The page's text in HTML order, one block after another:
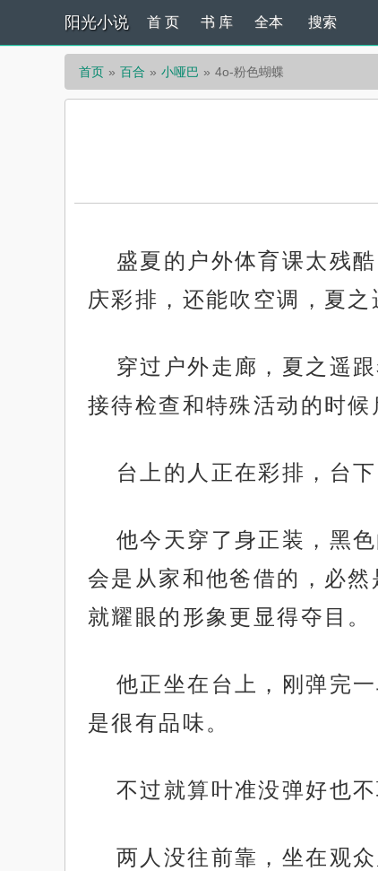
阳光小说 首 页 书 库 全本 搜索
首页 百合 小哑巴 4o-粉色蝴蝶
盛夏的户外体育课太残
庆彩排，还能吹空调，夏之
穿过户外走廊，夏之遥
接待检查和特殊活动的时
台上的人正在彩排，台
他今天穿了身正装，黑
会是从家和他爸借的，必
就耀眼的形象更显得夺目。
他正坐在台上，刚弹完
是很有品味。
不过就算叶准没弹好也
两人没往前靠，坐在观